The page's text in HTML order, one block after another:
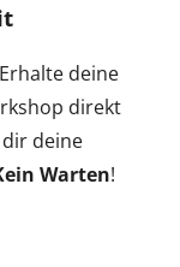
deine
direkt
deine
Warten!